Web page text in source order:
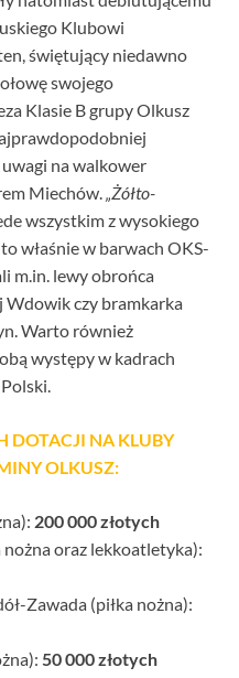
Klubowi
świętujący niedawno
swojego
Klasie B grupy Olkusz
na walkower
Miechów.„Żółto-
wszystkim z wysokiego
właśnie w barwach OKS-
m.in. lewy obrońca
Wdowik czy bramkarka
Warto również
występy w kadrach
DOTACJI NA KLUBY
OLKUSZ:
200 000 złotych
nożna oraz lekkoatletyka):
Zawada (piłka nożna):
50 000 złotych